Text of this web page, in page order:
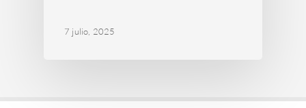
7 julio, 2025